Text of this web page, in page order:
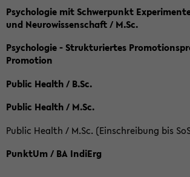
Psychologie mit Schwerpunkt
und Neurowissenschaft / M.Sc.
Psychologie - Strukturiertes
Promotion
Public Health / B.Sc.
Public Health / M.Sc.
Public Health / M.Sc. (Einschreibung bis
PunktUm / BA IndiErg